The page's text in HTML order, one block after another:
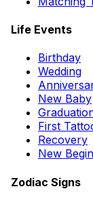
Life Events
Birthday
Wedding
New Baby
First
Recovery
New
Zodiac Signs